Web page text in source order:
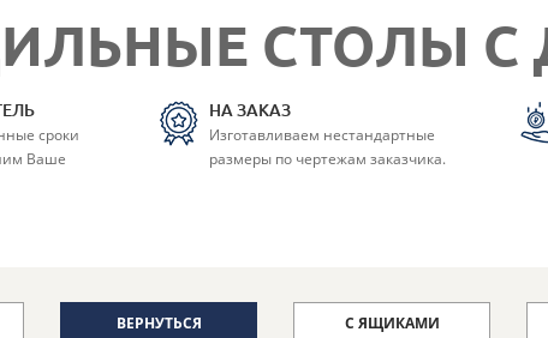
СТОЛЫ С
сроки
Ваше
НА ЗАКАЗ
Изготавливаем нестандартные
размеры по чертежам заказчика.
ВЕРНУТЬСЯ С ЯЩИКАМИ